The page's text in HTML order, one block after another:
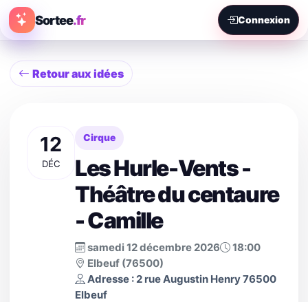
Sortee.fr Connexion
Retour aux idées
12
DÉC
Cirque
Les Hurle-Vents -
Théâtre du centaure
- Camille
samedi 12 décembre 2026
18:00
Elbeuf (76500)
Adresse : 2 rue Augustin Henry 76500
Elbeuf